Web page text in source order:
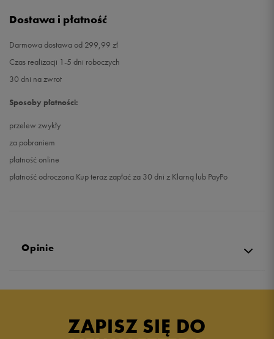
Dostawa i płatność
Darmowa dostawa od 299,99 zł
Czas realizacji 1-5 dni roboczych
30 dni na zwrot
Sposoby płatności:
przelew zwykły
za pobraniem
płatność online
płatność odroczona Kup teraz zapłać za 30 dni z Klarną lub PayPo
Opinie
5.0
zebranych i zweryfikowanych przez
ZAPISZ SIĘ DO